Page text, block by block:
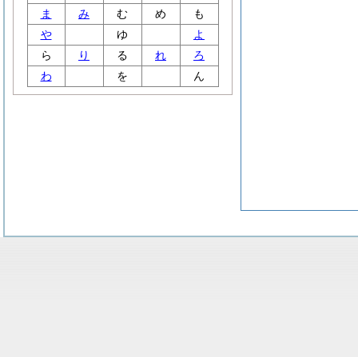
ま
み む め
も
や
ゆ
よ
ら
り る れ
ろ
わ
を ん